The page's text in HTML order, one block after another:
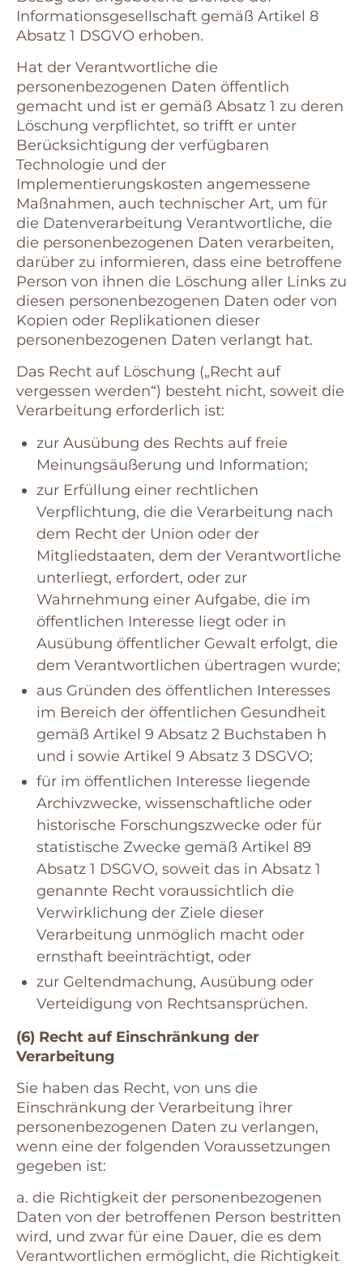
Informationsgesellschaft gemäß Artikel 8
Absatz 1 DSGVO erhoben.
Hat der Verantwortliche die
personenbezogenen Daten öffentlich
gemacht und ist er gemäß Absatz 1 zu deren
Löschung verpflichtet, so trifft er unter
Berücksichtigung der verfügbaren
Technologie und der
Implementierungskosten angemessene
Maßnahmen, auch technischer Art, um für
die Datenverarbeitung Verantwortliche, die
die personenbezogenen Daten verarbeiten,
darüber zu informieren, dass eine betroffene
Person von ihnen die Löschung aller Links zu
diesen personenbezogenen Daten oder von
Kopien oder Replikationen dieser
personenbezogenen Daten verlangt hat.
Das Recht auf Löschung („Recht auf
vergessen werden“) besteht nicht, soweit die
Verarbeitung erforderlich ist:
zur Ausübung des Rechts auf freie
Meinungsäußerung und Information;
zur Erfüllung einer rechtlichen
Verpflichtung, die die Verarbeitung nach
dem Recht der Union oder der
Mitgliedstaaten, dem der Verantwortliche
unterliegt, erfordert, oder zur
Wahrnehmung einer Aufgabe, die im
öffentlichen Interesse liegt oder in
Ausübung öffentlicher Gewalt erfolgt, die
dem Verantwortlichen übertragen wurde;
aus Gründen des öffentlichen Interesses
im Bereich der öffentlichen Gesundheit
gemäß Artikel 9 Absatz 2 Buchstaben h
und i sowie Artikel 9 Absatz 3 DSGVO;
für im öffentlichen Interesse liegende
Archivzwecke, wissenschaftliche oder
historische Forschungszwecke oder für
statistische Zwecke gemäß Artikel 89
Absatz 1 DSGVO, soweit das in Absatz 1
genannte Recht voraussichtlich die
Verwirklichung der Ziele dieser
Verarbeitung unmöglich macht oder
ernsthaft beeinträchtigt, oder
zur Geltendmachung, Ausübung oder
Verteidigung von Rechtsansprüchen.
(6) Recht auf Einschränkung der
Verarbeitung
Sie haben das Recht, von uns die
Einschränkung der Verarbeitung ihrer
personenbezogenen Daten zu verlangen,
wenn eine der folgenden Voraussetzungen
gegeben ist:
a. die Richtigkeit der personenbezogenen
Daten von der betroffenen Person bestritten
wird, und zwar für eine Dauer, die es dem
Verantwortlichen ermöglicht, die Richtigkeit